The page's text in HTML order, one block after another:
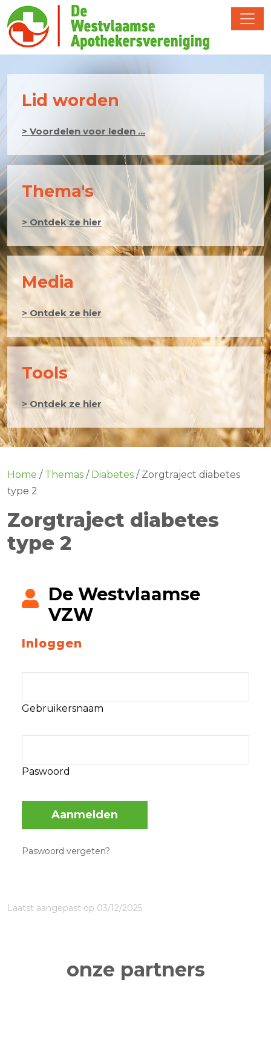
Lid worden
> Voordelen voor leden ...
Thema's
> Ontdek ze hier
Media
> Ontdek ze hier
Tools
> Ontdek ze hier
Home / Themas / Diabetes / Zorgtraject diabetes
type 2
Zorgtraject diabetes
type 2
De Westvlaamse
VZW
Inloggen
Gebruikersnaam
Paswoord
Aanmelden
Paswoord vergeten?
Laatst aangepast op 03/12/2025
onze partners